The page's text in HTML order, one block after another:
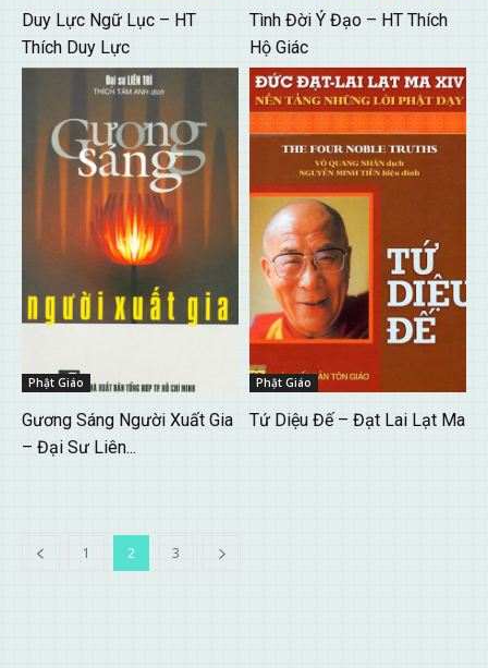
Duy Lực Ngữ Lục – HT
Thích Duy Lực
Tình Đời Ý Đạo – HT Thích
Hộ Giác
Phật Giáo
Gương Sáng Người Xuất Gia
– Đại Sư Liên...
Phật Giáo
Tứ Diệu Đế – Đạt Lai Lạt Ma
1 2 3